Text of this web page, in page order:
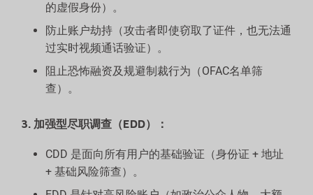
的虚假身份）。
防止账户劫持（攻击者即使窃取了证件，也无法通
过实时视频通话验证）。
阻止恐怖融资及规避制裁行为（OFAC名单筛
查）。
3. 加强型尽职调查（EDD）：
CDD 是面向所有用户的基础验证（身份证 + 地址
+ 基础风险筛查）。